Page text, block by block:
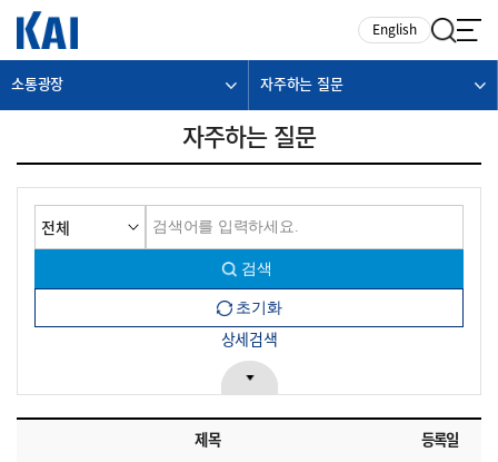
English
소통광장 자주하는 질문
자주하는 질문
상세검색
제목 등록일